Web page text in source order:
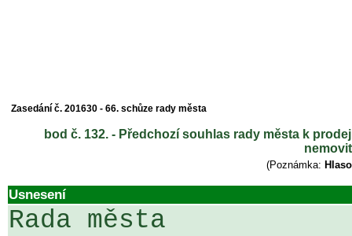
Zasedání č. 201630 - 66. schůze rady města
bod č. 132. - Předchozí souhlas rady města k
(Poznámka:
Usnesení
Rada města